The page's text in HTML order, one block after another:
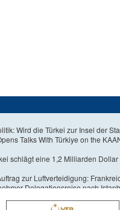
Wird die Türkei zur Insel der
Talks With Türkiye on the
schlägt eine 1,2 Milliarden
zur Luftverteidigung:
Delegationsreise nach